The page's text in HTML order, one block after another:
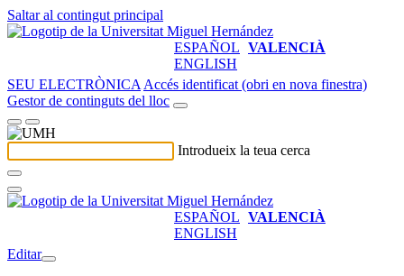
Saltar al contingut principal
ESPAÑOL VALENCIÀ
ENGLISH
SEU ELECTRÒNICA Accés identificat (obri en nova finestra)
Gestor de continguts del lloc
Introdueix la teua cerca
ESPAÑOL VALENCIÀ
ENGLISH
Editar